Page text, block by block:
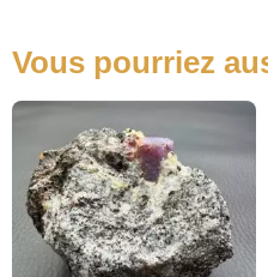
Vous pourriez